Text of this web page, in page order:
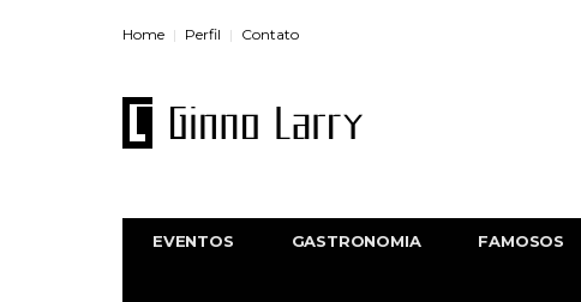
Home Perfil Contato
EVENTOS GASTRONOMIA FAMOSOS